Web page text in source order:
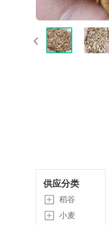
供应分类
稻谷
小麦